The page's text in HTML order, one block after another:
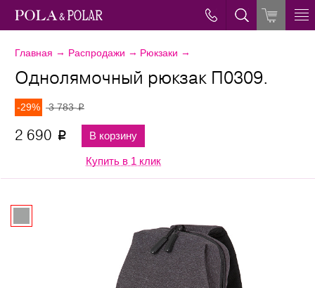
Главная → Распродажи → Рюкзаки →
Однолямочный рюкзак П0309.
-29% 3 783p
2 690 p В корзину
Купить в 1 клик